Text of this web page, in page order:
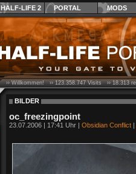
HALF-LIFE 2 PORTAL MODS
›› Willkommen! ››123.358.747Visits ››18.313
BILDER
oc_freezingpoint
23.07.2006 | 17:41 Uhr | Obsidian Conflict|